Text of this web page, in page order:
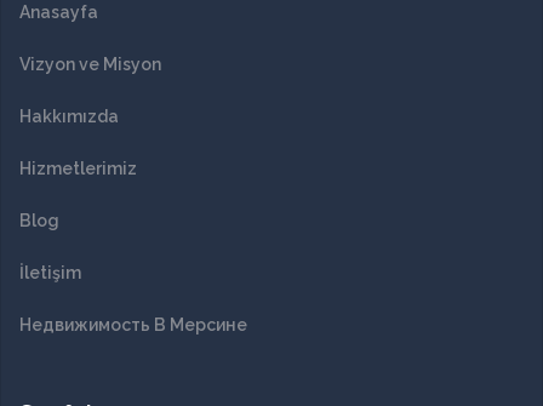
Anasayfa
Vizyon ve Misyon
Hakkımızda
Hizmetlerimiz
Blog
İletişim
Недвижимость В Мерсине